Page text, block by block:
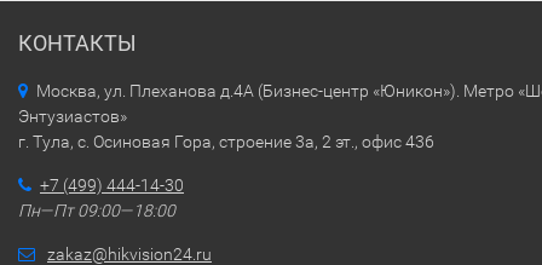
КОНТАКТЫ
Москва, ул. Плеханова д.4А (Бизнес-центр «Юникон»). Метро
Энтузиастов»
г. Тула, с. Осиновая Гора, строение 3а, 2 эт., офис 436
+7 (499) 444-14-30
Пн—Пт 09:00—18:00
zakaz@hikvision24.ru